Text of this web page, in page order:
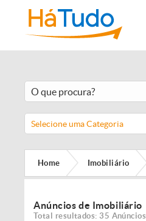
Selecione uma Categoria
Home Imobiliário
Anúncios de Imobiliário
Total resultados: 35 Anúncios